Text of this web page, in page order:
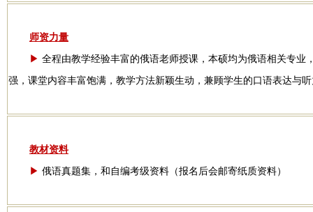
师资力量
▶ 全程由教学经验丰富的俄语老师授课，本硕均为俄语相关专
强，课堂内容丰富饱满，教学方法新颖生动，兼顾学生的口语表达与
教材资料
▶ 俄语真题集，和自编考级资料（报名后会邮寄纸质资料）